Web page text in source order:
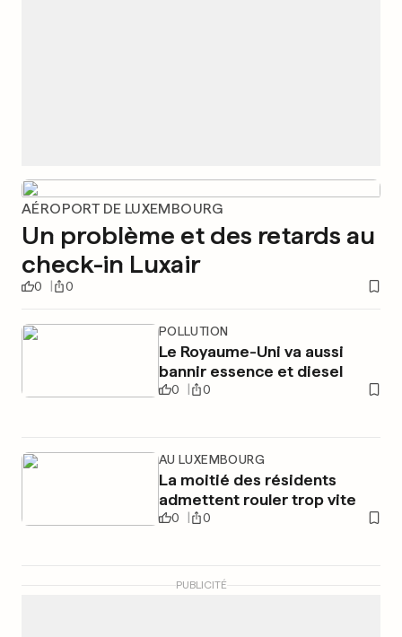
AÉROPORT DE LUXEMBOURG
Un problème et des retards au
check-in Luxair
0 0
POLLUTION
Le Royaume-Uni va aussi
bannir essence et diesel
0 0
AU LUXEMBOURG
La moitié des résidents
admettent rouler trop vite
0 0
PUBLICITÉ